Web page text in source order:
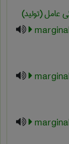
عامل (تولید)